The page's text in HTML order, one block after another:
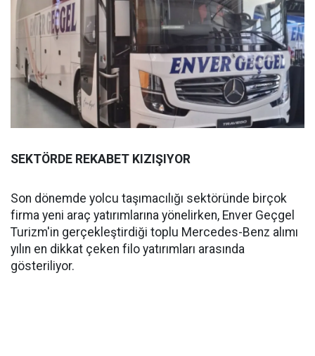
SEKTÖRDE REKABET KIZIŞIYOR
Son dönemde yolcu taşımacılığı sektöründe birçok
firma yeni araç yatırımlarına yönelirken, Enver Geçgel
Turizm'in gerçekleştirdiği toplu Mercedes-Benz alımı
yılın en dikkat çeken filo yatırımları arasında
gösteriliyor.